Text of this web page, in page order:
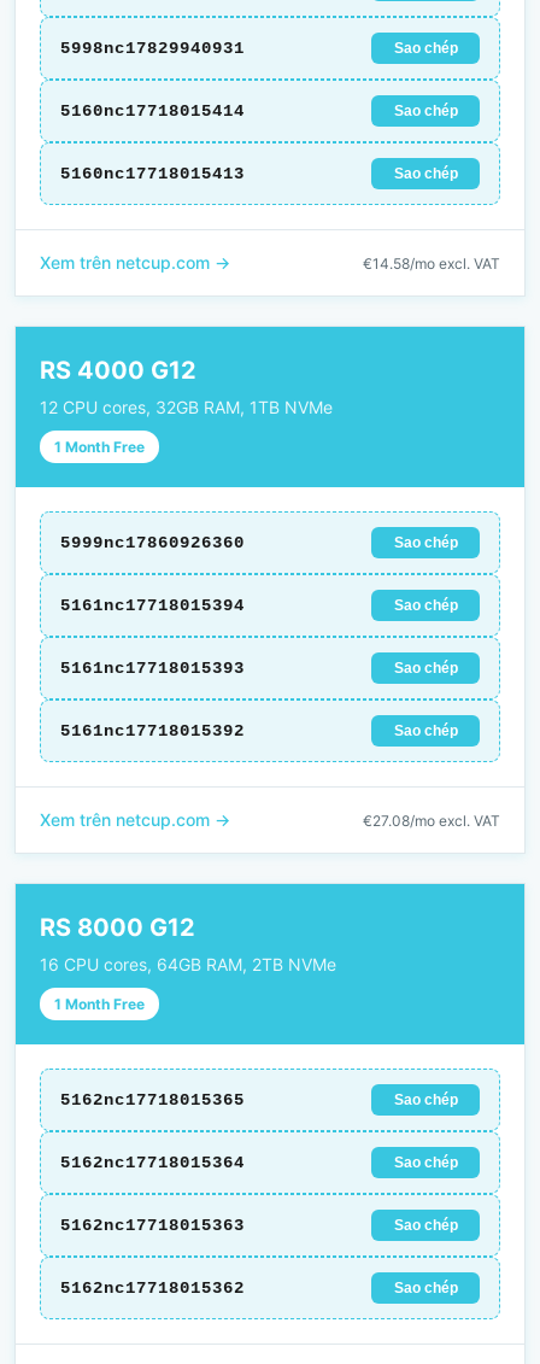
5998nc17829940931 Sao chép
5160nc17718015414 Sao chép
5160nc17718015413 Sao chép
Xem trên netcup.com → €14.58/mo excl. VAT
RS 4000 G12
12 CPU cores, 32GB RAM, 1TB NVMe
1 Month Free
5999nc17860926360 Sao chép
5161nc17718015394 Sao chép
5161nc17718015393 Sao chép
5161nc17718015392 Sao chép
Xem trên netcup.com → €27.08/mo excl. VAT
RS 8000 G12
16 CPU cores, 64GB RAM, 2TB NVMe
1 Month Free
5162nc17718015365 Sao chép
5162nc17718015364 Sao chép
5162nc17718015363 Sao chép
5162nc17718015362 Sao chép